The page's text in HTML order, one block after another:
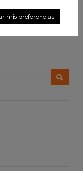
mis preferencias